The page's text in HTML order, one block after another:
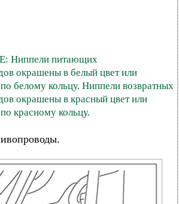
Ниппели питающих
окрашены в белый цвет или
белому кольцу. Ниппели возвратных
окрашены в красный цвет или
красному кольцу.